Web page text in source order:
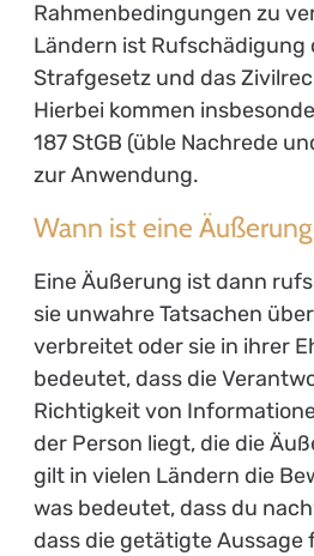
Rahmenbedingungen zu
Ländern ist Rufschädigung
Strafgesetz und das
Hierbei kommen
187 StGB (üble Nachrede
zur Anwendung.
Wann ist eine
Eine Äußerung ist dann
sie unwahre Tatsachen
verbreitet oder sie in ihrer
bedeutet, dass die
Richtigkeit von
der Person liegt, die die
gilt in vielen Ländern die
was bedeutet, dass du
dass die getätigte Aussage